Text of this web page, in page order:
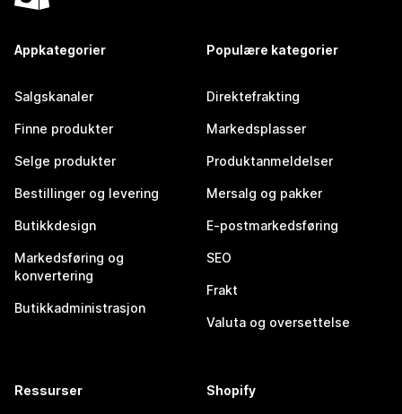
Appkategorier
Salgskanaler
Finne produkter
Selge produkter
Bestillinger og levering
Butikkdesign
Markedsføring og
konvertering
Butikkadministrasjon
Populære kategorier
Direktefrakting
Markedsplasser
Produktanmeldelser
Mersalg og pakker
E-postmarkedsføring
SEO
Frakt
Valuta og oversettelse
Ressurser Shopify